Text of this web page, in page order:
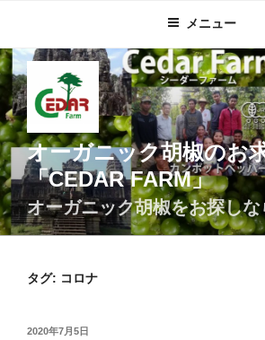
テ
ン
ツ
へ
ス
キ
ッ
プ
オーガニック胡椒のお
「CEDAR FARM」
オーガニック胡椒をお探しな
メニュー
タグ: コロナ
投
2020年7月5日